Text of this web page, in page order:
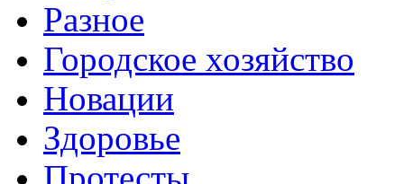
Разное
Городское хозяйство
Новации
Здоровье